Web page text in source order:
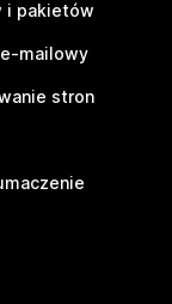
i pakietów
mailowy
stron